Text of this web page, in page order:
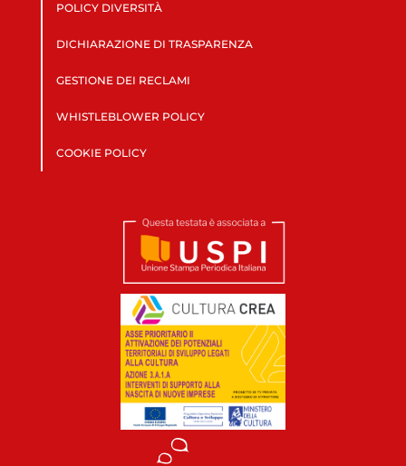
POLICY DIVERSITÀ
DICHIARAZIONE DI TRASPARENZA
GESTIONE DEI RECLAMI
WHISTLEBLOWER POLICY
COOKIE POLICY